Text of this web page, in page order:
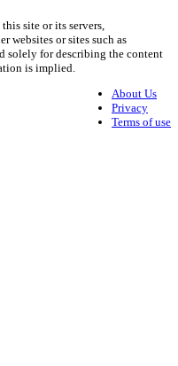
site or its servers,
websites or sites such as
solely for describing the content
is implied.
About Us
Privacy
Terms of use